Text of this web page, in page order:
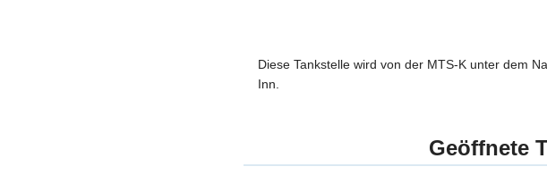
Diese Tankstelle wird von der MTS-K unter dem
Inn.
Geöffnete